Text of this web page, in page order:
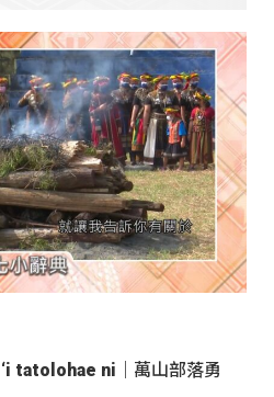
‘i tatolohae ni｜萬山部落勇